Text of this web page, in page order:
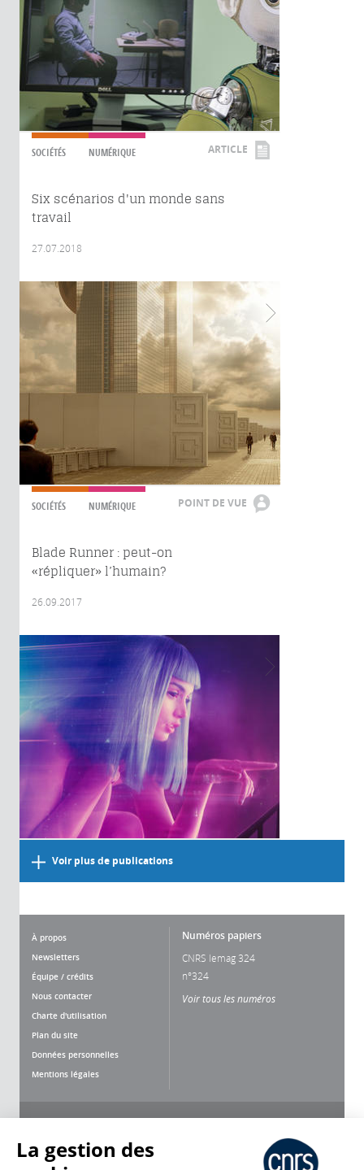
SOCIÉTÉS NUMÉRIQUE ARTICLE
Six scénarios d'un monde sans
travail
27.07.2018
SOCIÉTÉS NUMÉRIQUE POINT DE VUE
Blade Runner : peut-on
«répliquer» l’humain?
26.09.2017
Voir plus de publications
À propos
Newsletters
Équipe / crédits
Nous contacter
Charte d'utilisation
Plan du site
Données personnelles
Mentions légales
Numéros papiers
CNRS lemag 324
n°324
Voir tous les numéros
La gestion des